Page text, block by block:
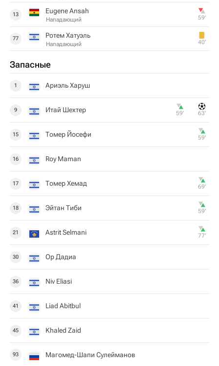
13 Eugene Ansah
Нападающий 59‎’‎
77 Ротем Хатуэль
Нападающий 40‎’‎
Запасные
1 Ариэль Харуш
9 Итай Шехтер 59‎’‎ 63‎’‎
15 Томер Йосефи 59‎’‎
16 Roy Maman
17 Томер Хемад 69‎’‎
18 Эйтан Тиби 59‎’‎
21 Astrit Selmani 77‎’‎
30 Ор Дадиа
36 Niv Eliasi
41 Liad Abitbul
45 Khaled Zaid
93 Магомед-Шапи Сулейманов